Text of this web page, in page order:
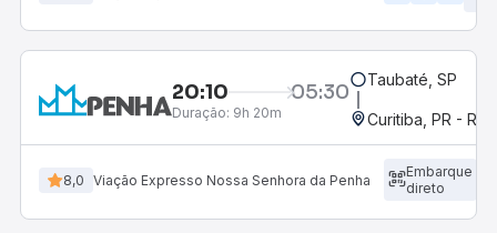
20:10 05:30
Duração: 9h 20m
Taubaté, SP
Curitiba, PR -
8,0 Viação Expresso Nossa Senhora da Penha
Embarque
direto